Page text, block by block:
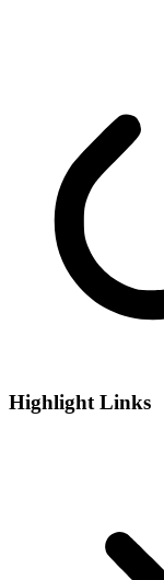
Highlight Links